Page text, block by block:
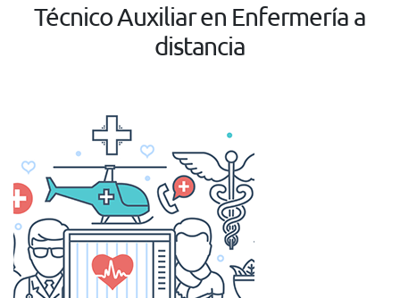
Técnico Auxiliar en Enfermería a
distancia